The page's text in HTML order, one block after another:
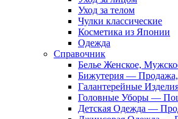
Уход за телом
Чулки классические
Косметика из Японии
Одежда
Справочник
Белье Женское,
Бижутерия — Продажа,
Галантерейные
Головные Уборы —
Детская Одежда —